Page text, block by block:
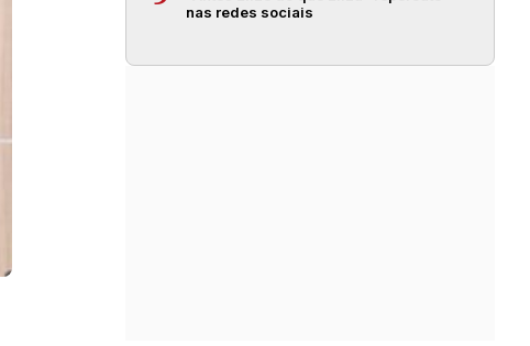
nas redes sociais